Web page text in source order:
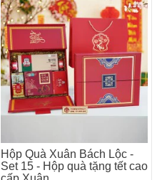
Hộp Quà Xuân Bách Lộc -
Set 15 - Hộp quà tặng tết cao